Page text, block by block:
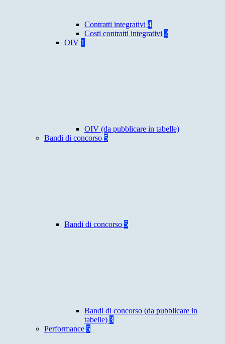
Contratti integrativi 4
Costi contratti integrativi 2
OIV 1
OIV (da pubblicare in tabelle)
Bandi di concorso 5
Bandi di concorso 5
Bandi di concorso (da pubblicare in
tabelle) 3
Performance 5